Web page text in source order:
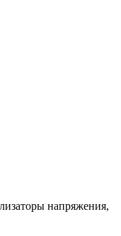
напряжения,